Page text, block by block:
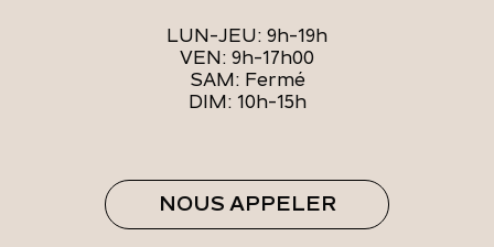
LUN-JEU: 9h-19h
VEN: 9h-17h00
SAM: Fermé
DIM: 10h-15h
NOUS APPELER